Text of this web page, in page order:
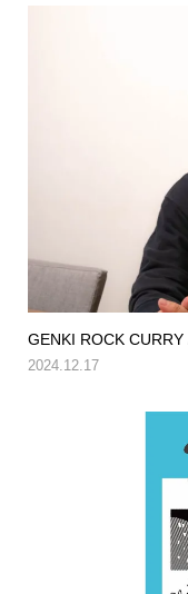
GENKI ROCK
2024.12.17